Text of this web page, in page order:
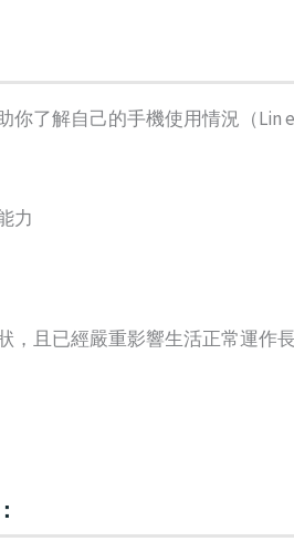
了解自己的手機使用情況（Lin
力
且已經嚴重影響生活正常運作